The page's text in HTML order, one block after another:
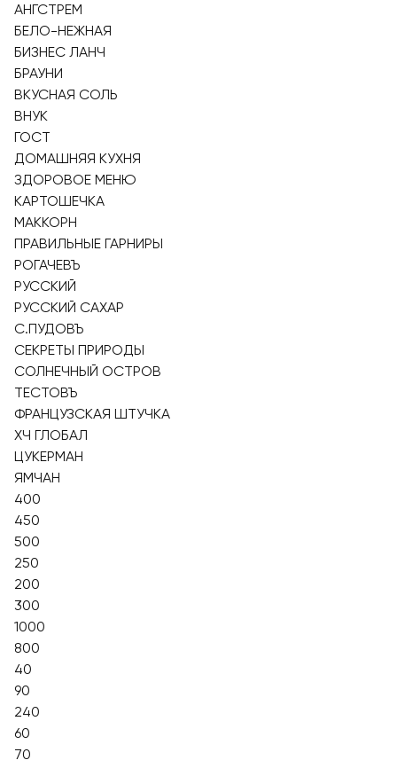
АНГСТРЕМ
БЕЛО-НЕЖНАЯ
БИЗНЕС ЛАНЧ
БРАУНИ
ВКУСНАЯ СОЛЬ
ВНУК
ГОСТ
ДОМАШНЯЯ КУХНЯ
ЗДОРОВОЕ МЕНЮ
КАРТОШЕЧКА
МАККОРН
ПРАВИЛЬНЫЕ ГАРНИРЫ
РОГАЧЕВЪ
РУССКИЙ
РУССКИЙ САХАР
С.ПУДОВЪ
СЕКРЕТЫ ПРИРОДЫ
СОЛНЕЧНЫЙ ОСТРОВ
ТЕСТОВЪ
ФРАНЦУЗСКАЯ ШТУЧКА
ХЧ ГЛОБАЛ
ЦУКЕРМАН
ЯМЧАН
400
450
500
250
200
300
1000
800
40
90
240
60
70